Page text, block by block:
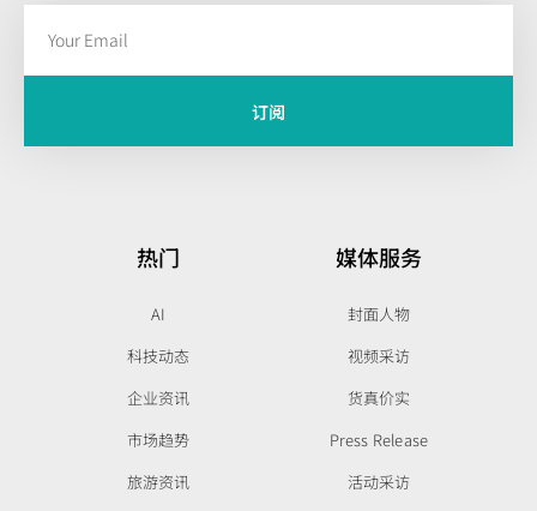
订阅
热门
AI
科技动态
企业资讯
市场趋势
旅游资讯
媒体服务
封面人物
视频采访
货真价实
Press Release
活动采访